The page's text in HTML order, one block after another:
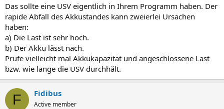
Das sollte eine USV eigentlich in Ihrem Programm haben. Der
rapide Abfall des Akkustandes kann zweierlei Ursachen
haben:
a) Die Last ist sehr hoch.
b) Der Akku lässt nach.
Prüfe vielleicht mal Akkukapazität und angeschlossene Last
bzw. wie lange die USV durchhält.
F Fidibus
Active member